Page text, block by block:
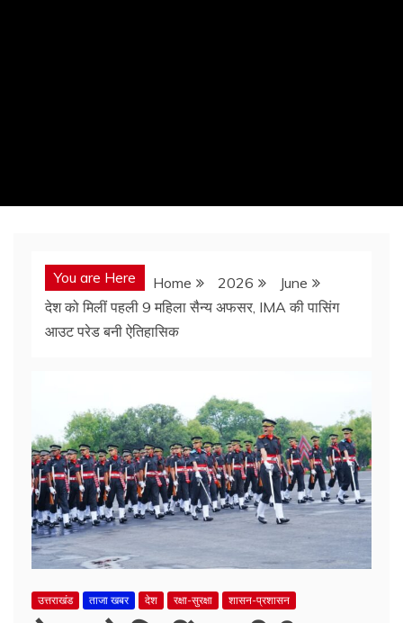
You are Here Home 2026
June
देश को मिलीं पहली 9 महिला सैन्य अफसर, IMA की पासिंग
आउट परेड बनी ऐतिहासिक
उत्तराखंड ताजा खबर देश रक्षा-सुरक्षा शासन-प्रशासन